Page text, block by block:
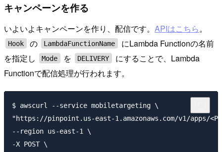
キャンペーンを作る
いよいよキャンペーンを作り、配信です。 APIはこちら。
Hook の LambdaFunctionName
にLambda Functionの名前
を指定し
Mode を DELIVERY
にすることで、Lambda
Functionで配信処理が行われます。
$ awscurl --service mobiletargeting \
"https://pinpoint.us-east-1.amazonaws.com/v1/apps/
--region us-east-1 \
-X POST \